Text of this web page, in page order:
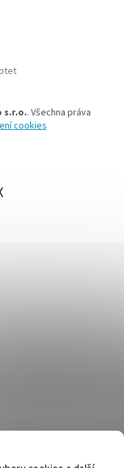
s.r.o.. Všechna práva
cookies